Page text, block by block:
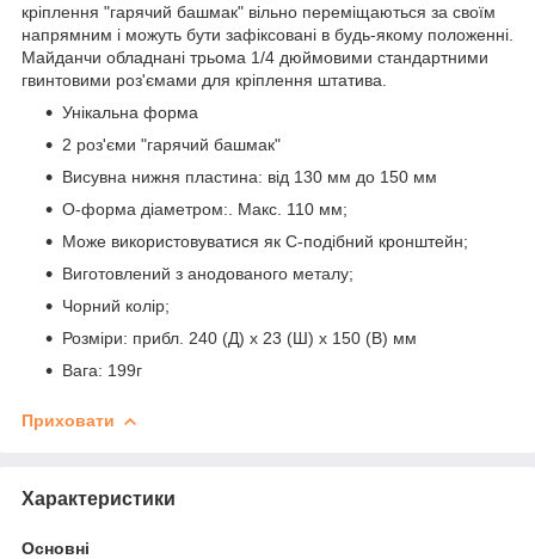
кріплення "гарячий башмак" вільно переміщаються за своїм
напрямним і можуть бути зафіксовані в будь-якому положенні.
Майданчи обладнані трьома 1/4 дюймовими стандартними
гвинтовими роз'ємами для кріплення штатива.
Унікальна форма
2 роз'єми "гарячий башмак"
Висувна нижня пластина: від 130 мм до 150 мм
О-форма діаметром:. Макс. 110 мм;
Може використовуватися як С-подібний кронштейн;
Виготовлений з анодованого металу;
Чорний колір;
Розміри: прибл. 240 (Д) х 23 (Ш) х 150 (В) мм
Вага: 199г
Приховати
Характеристики
Основні